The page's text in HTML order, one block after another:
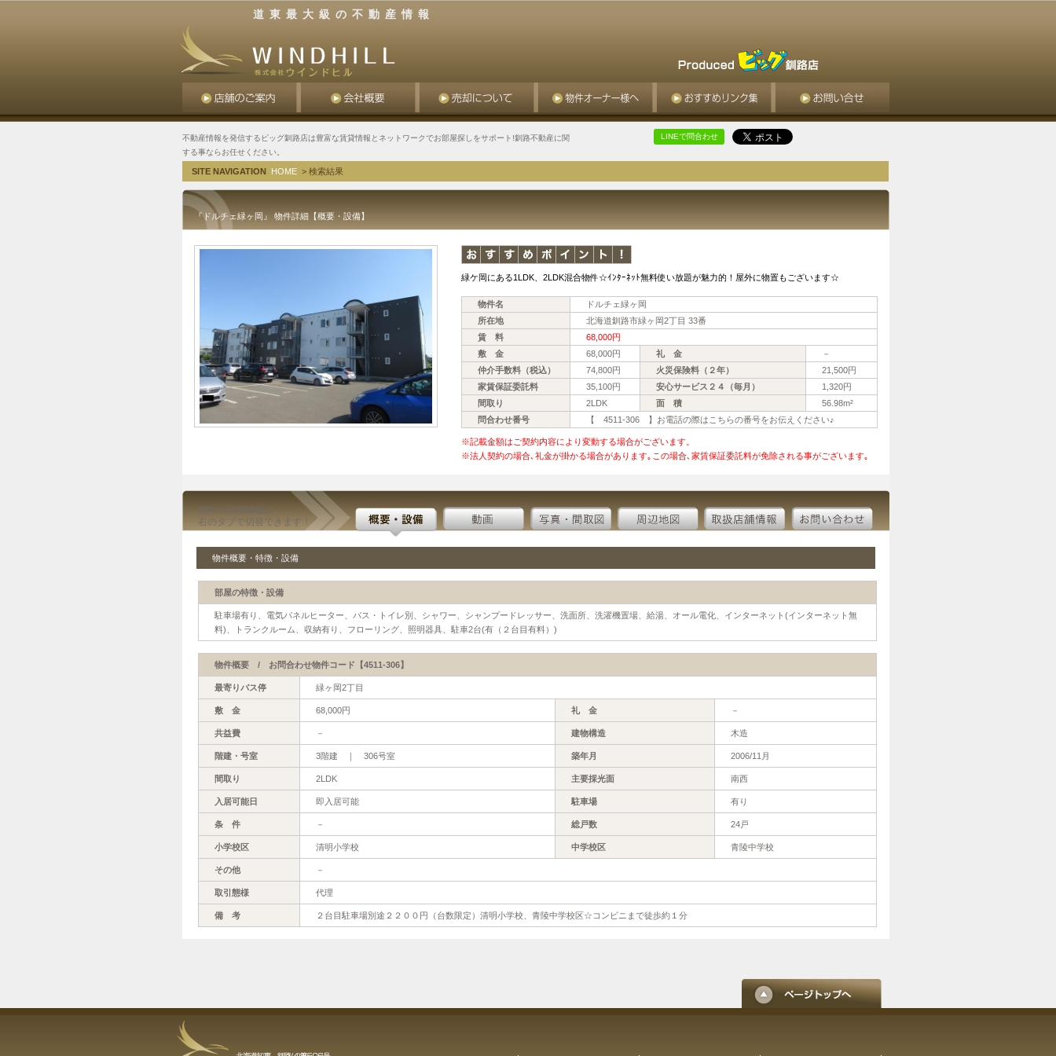
道東最大級の不動産情報
不動産情報を発信するビッグ釧路店は豊富な賃貸情報とネットワークでお部屋探しをサポート!釧路不動産に関
する事ならお任せください。
LINEで問合わせ
SITE NAVIGATION HOME > 検索結果
『ドルチェ緑ヶ岡』 物件詳細【概要・設備】
緑ケ岡にある1LDK、2LDK混合物件☆ｲﾝﾀｰﾈｯﾄ無料使い放題が魅力的！屋外に物置もございます☆
物件名
ドルチェ緑ヶ岡
所在地
北海道釧路市緑ヶ岡2丁目 33番
賃 料
68,000円
敷 金
68,000円 礼 金
－
仲介手数料（税込）
74,800円 火災保険料（２年）
21,500円
家賃保証委託料
35,100円 安心サービス２４（毎月）
1,320円
間取り
2LDK 面 積
56.98m²
問合わせ番号
【 4511-306 】お電話の際はこちらの番号をお伝えください♪
※記載金額はご契約内容により変動する場合がございます。
※法人契約の場合､礼金が掛かる場合があります｡この場合､家賃保証委託料が免除される事がございます｡
物件の詳細情報は
右のタブで切替できます！
物件概要・特徴・設備
部屋の特徴・設備
駐車場有り、電気パネルヒーター、バス・トイレ別、シャワー、シャンプードレッサー、洗面所、洗濯機置場、給湯、オール電化、インターネット(インターネット無
料)、トランクルーム、収納有り、フローリング、照明器具、駐車2台(有（２台目有料）)
物件概要 / お問合わせ物件コード【4511-306】
最寄りバス停 緑ヶ岡2丁目
敷 金 68,000円 礼 金 －
共益費 － 建物構造 木造
階建・号室 3階建 ｜ 306号室 築年月 2006/11月
間取り 2LDK 主要採光面 南西
入居可能日 即入居可能 駐車場 有り
条 件 － 総戸数 24戸
小学校区 清明小学校 中学校区 青陵中学校
その他 －
取引態様 代理
備 考 ２台目駐車場別途２２００円（台数限定）清明小学校、青陵中学校区☆コンビニまで徒歩約１分